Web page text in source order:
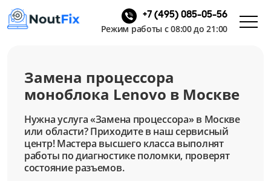
+7 (495) 085-05-56
Режим работы с 08:00 до 21:00
Замена процессора
моноблока Lenovo в Москве
Нужна услуга «Замена процессора» в Москве
или области? Приходите в наш сервисный
центр! Мастера высшего класса выполнят
работы по диагностике поломки, проверят
состояние разъемов.